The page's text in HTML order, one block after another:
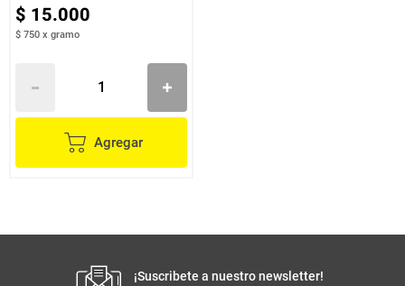
$ 15.000
$ 750 x gramo
Agregar
¡Suscribete a nuestro newsletter!